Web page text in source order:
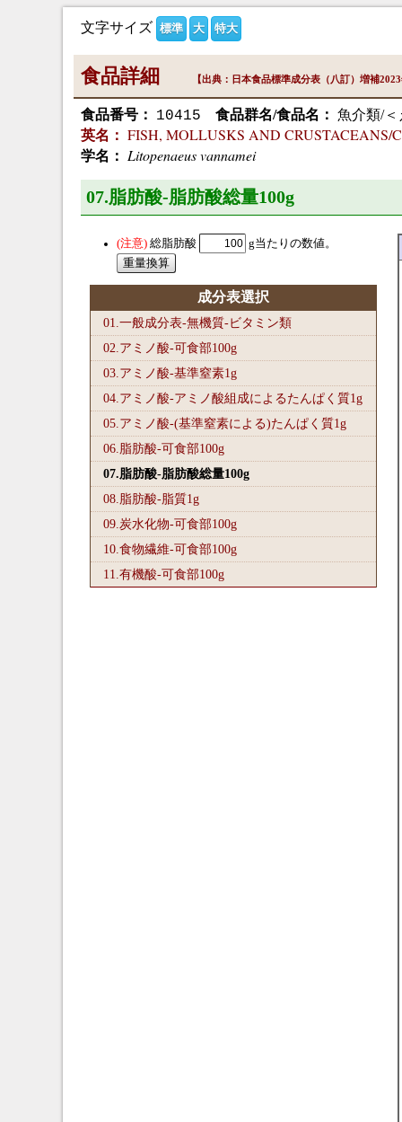
文字サイズ 標準 大 特大
食品詳細 【出典：日本食品標準成分表（八訂）増補
食品番号： 10415 食品群名/食品名： 魚介類/
英名： FISH, MOLLUSKS AND CRUSTACEANS/
学名： Litopenaeus vannamei
07.脂肪酸-脂肪酸総量100g
総脂肪酸 g当たりの数値。
成分表選択
01.一般成分表-無機質-ビタミン類
02.アミノ酸-可食部100g
03.アミノ酸-基準窒素1g
04.アミノ酸-アミノ酸組成によるたんぱく質1g
05.アミノ酸-(基準窒素による)たんぱく質1g
06.脂肪酸-可食部100g
07.脂肪酸-脂肪酸総量100g
08.脂肪酸-脂質1g
09.炭水化物-可食部100g
10.食物繊維-可食部100g
11.有機酸-可食部100g